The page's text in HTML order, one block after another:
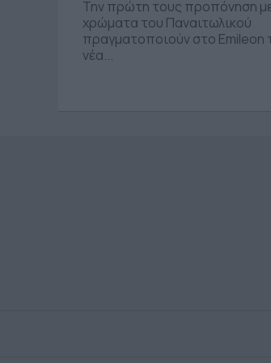
Την πρώτη τους προπόνηση
χρώματα του Παναιτωλικού
πραγματοποιούν στο Emileon
νέα...